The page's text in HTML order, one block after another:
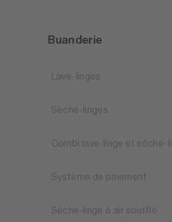
Buanderie
Lave-linges
Sèche-linges
Combi lave-linge et séche-
Système de paiement
Sèche-linge à air soufflé